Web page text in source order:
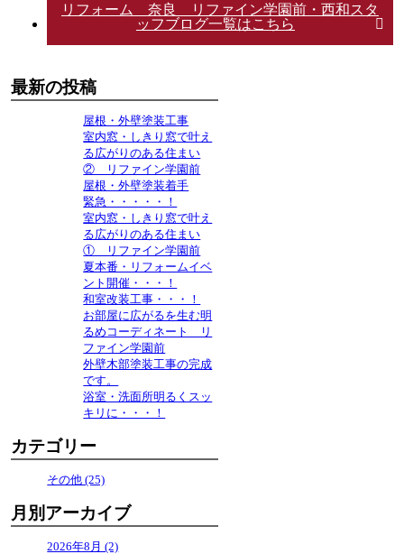
リフォーム 奈良 リファイン学園前・西和スタ
ッフブログ一覧はこちら
最新の投稿
屋根・外壁塗装工事
室内窓・しきり窓で叶え
る広がりのある住まい
② リファイン学園前
屋根・外壁塗装着手
緊急・・・・・！
室内窓・しきり窓で叶え
る広がりのある住まい
① リファイン学園前
夏本番・リフォームイベ
ント開催・・・！
和室改装工事・・・！
お部屋に広がるを生む明
るめコーディネート リ
ファイン学園前
外壁木部塗装工事の完成
です。
浴室・洗面所明るくスッ
キリに・・・！
カテゴリー
その他 (25)
月別アーカイブ
2026年8月 (2)